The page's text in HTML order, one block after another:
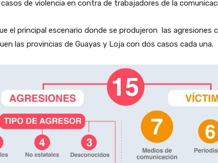
de violencia en contra de trabajadores de la
el principal escenario donde se produjeron las agresiones
las provincias de Guayas y Loja con dos casos cada una.